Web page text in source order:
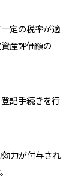
定の税率が適
産評価額の
記手続きを行
力が付与され